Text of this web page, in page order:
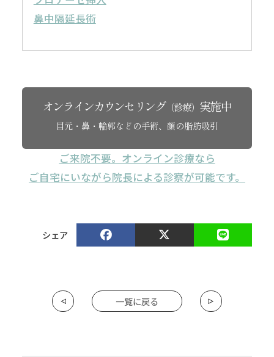
鼻中隔延長術
オンラインカウンセリング（診療） 実施中
目元・鼻・輪郭などの手術、顔の脂肪吸引
ご来院不要。オンライン診療なら
ご自宅にいながら院長による診察が可能です。
シェア
一覧に戻る